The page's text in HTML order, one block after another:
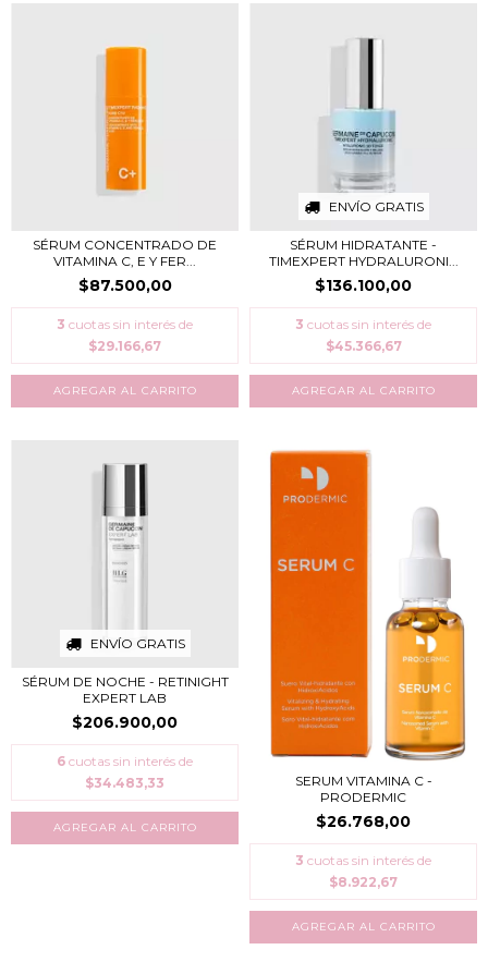
SÉRUM CONCENTRADO DE
VITAMINA C, E Y FER...
$87.500,00
3 cuotas sin interés de
$29.166,67
ENVÍO GRATIS
SÉRUM HIDRATANTE -
TIMEXPERT HYDRALURONI...
$136.100,00
3 cuotas sin interés de
$45.366,67
ENVÍO GRATIS
SÉRUM DE NOCHE - RETINIGHT
EXPERT LAB
$206.900,00
6 cuotas sin interés de
$34.483,33
SERUM VITAMINA C -
PRODERMIC
$26.768,00
3 cuotas sin interés de
$8.922,67